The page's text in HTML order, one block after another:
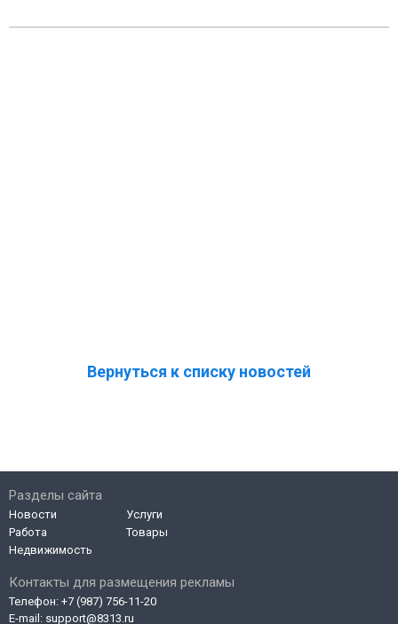
Вернуться к списку новостей
Контакты для размещения рекламы
Телефон: +7 (987) 756-11-20
E-mail: support@8313.ru
Разделы сайта
Новости
Работа
Недвижимость
Услуги
Товары